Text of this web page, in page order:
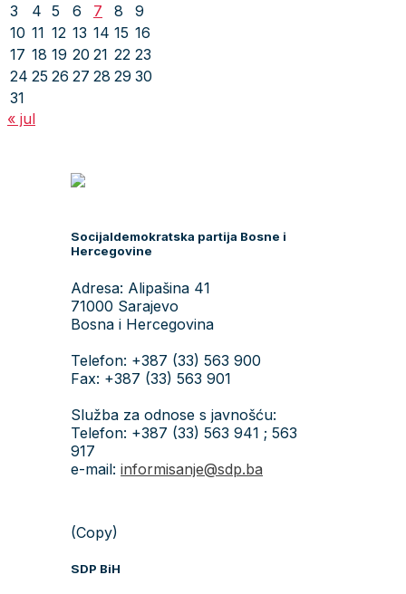
3
4 5 6 7 8
9
10 11 12 13 14 15 16
17 18 19 20 21 22 23
24 25 26 27 28 29 30
31
« jul
Socijaldemokratska partija Bosne i
Hercegovine
Adresa: Alipašina 41
71000 Sarajevo
Bosna i Hercegovina
Telefon: +387 (33) 563 900
Fax: +387 (33) 563 901
Služba za odnose s javnošću:
Telefon: +387 (33) 563 941 ; 563
917
e-mail: informisanje@sdp.ba
(Copy)
SDP BiH